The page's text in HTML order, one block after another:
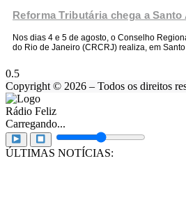
Reforma Tributária chega a
Nos dias 4 e 5 de agosto, o Conselho
do Rio de Janeiro (CRCRJ) realiza, em
Copyright © 2026 – Todos os direitos
Rádio Feliz
Carregando...
ÚLTIMAS NOTÍCIAS: